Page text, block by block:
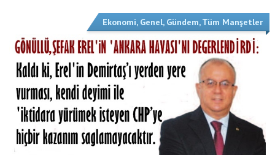
Ekonomi, Genel, Gündem,Tüm Manşetler